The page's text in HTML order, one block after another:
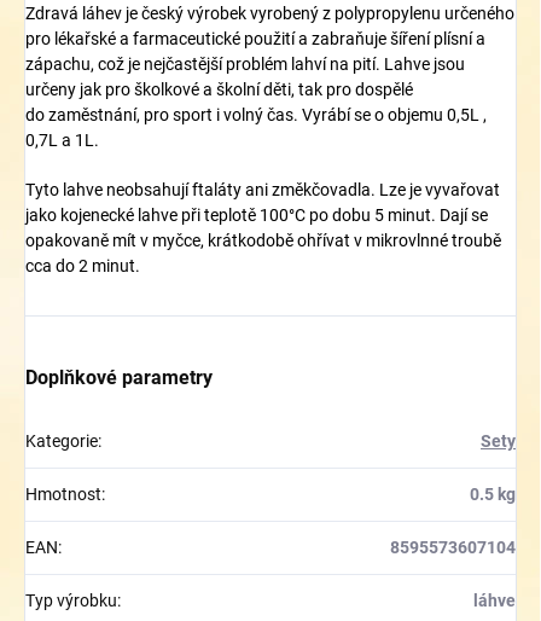
Zdravá láhev je český výrobek vyrobený z polypropylenu určeného
pro lékařské a farmaceutické použití a zabraňuje šíření plísní a
zápachu, což je nejčastější problém lahví na pití. Lahve jsou
určeny jak pro školkové a školní děti, tak pro dospělé
do zaměstnání, pro sport i volný čas. Vyrábí se o objemu 0,5L ,
0,7L a 1L.
Tyto lahve neobsahují ftaláty ani změkčovadla. Lze je vyvařovat
jako kojenecké lahve při teplotě 100°C po dobu 5 minut. Dají se
opakovaně mít v myčce, krátkodobě ohřívat v mikrovlnné troubě
cca do 2 minut.
Doplňkové parametry
Kategorie: Sety
Hmotnost: 0.5 kg
EAN: 8595573607104
Typ výrobku: láhve